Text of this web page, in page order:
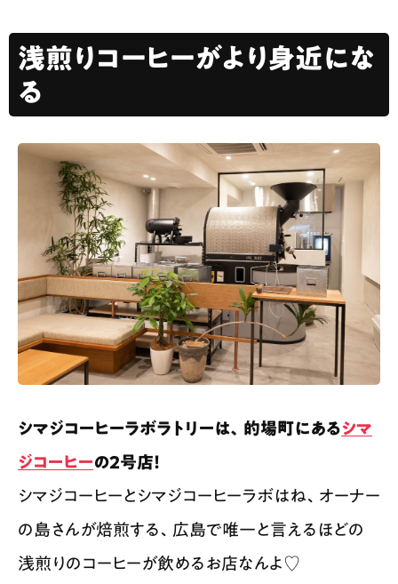
浅煎りコーヒーがより身近にな
る
シマジコーヒーラボラトリーは、的場町にあるシマ
ジコーヒーの2号店！
シマジコーヒーとシマジコーヒーラボはね、オーナー
の島さんが焙煎する、広島で唯一と言えるほどの
浅煎りのコーヒーが飲めるお店なんよ♡